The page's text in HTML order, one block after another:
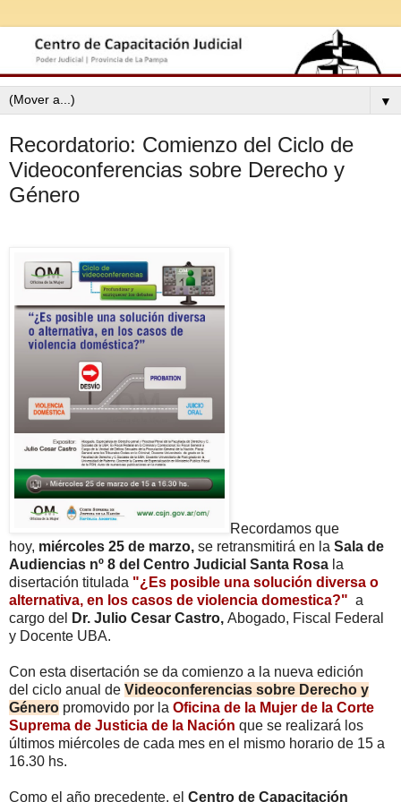
▼
Recordatorio: Comienzo del Ciclo de
Videoconferencias sobre Derecho y
Género
Recordamos que
hoy, miércoles 25 de marzo, se retransmitirá en la Sala de
Audiencias nº 8 del Centro Judicial Santa Rosa la
disertación titulada "¿Es posible una solución diversa o
alternativa, en los casos de violencia domestica?" a
cargo del
Dr. Julio Cesar Castro, Abogado, Fiscal Federal
y Docente UBA.
Con esta disertación se da comienzo a la nueva edición
del ciclo anual de Videoconferencias sobre Derecho y
Género promovido por la Oficina de la Mujer de la Corte
Suprema de Justicia de la Nación que se realizará los
últimos miércoles de cada mes en el mismo horario de 15 a
16.30 hs.
Como el año precedente, el Centro de Capacitación